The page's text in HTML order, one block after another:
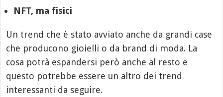
NFT, ma fisici
Un trend che è stato avviato anche da grandi case
che producono gioielli o da brand di moda. La
cosa potrà espandersi però anche al resto e
questo potrebbe essere un altro dei trend
interessanti da seguire.